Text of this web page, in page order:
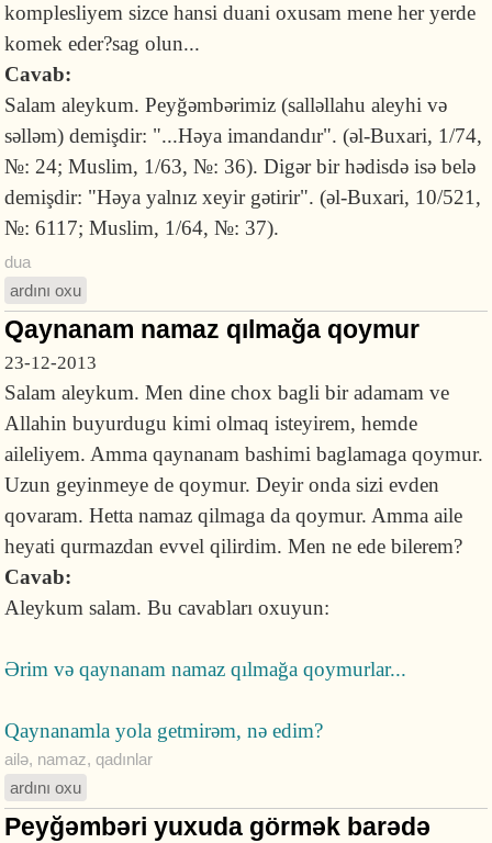
komplesliyem sizce hansi duani oxusam mene her yerde
komek eder?sag olun...
Cavab:
Salam aleykum. Peyğəmbərimiz (salləllahu aleyhi və
səlləm) demişdir: "...Həya imandandır". (əl-Buxari, 1/74,
№: 24; Muslim, 1/63, №: 36). Digər bir hədisdə isə belə
demişdir: "Həya yalnız xeyir gətirir". (əl-Buxari, 10/521,
№: 6117; Muslim, 1/64, №: 37).
dua
ardını oxu
Qaynanam namaz qılmağa qoymur
23-12-2013
Salam aleykum. Men dine chox bagli bir adamam ve
Allahin buyurdugu kimi olmaq isteyirem, hemde
aileliyem. Amma qaynanam bashimi baglamaga qoymur.
Uzun geyinmeye de qoymur. Deyir onda sizi evden
qovaram. Hetta namaz qilmaga da qoymur. Amma aile
heyati qurmazdan evvel qilirdim. Men ne ede bilerem?
Cavab:
Aleykum salam. Bu cavabları oxuyun:
Ərim və qaynanam namaz qılmağa qoymurlar...
Qaynanamla yola getmirəm, nə edim?
ailə, namaz,qadınlar
ardını oxu
Peyğəmbəri yuxuda görmək barədə